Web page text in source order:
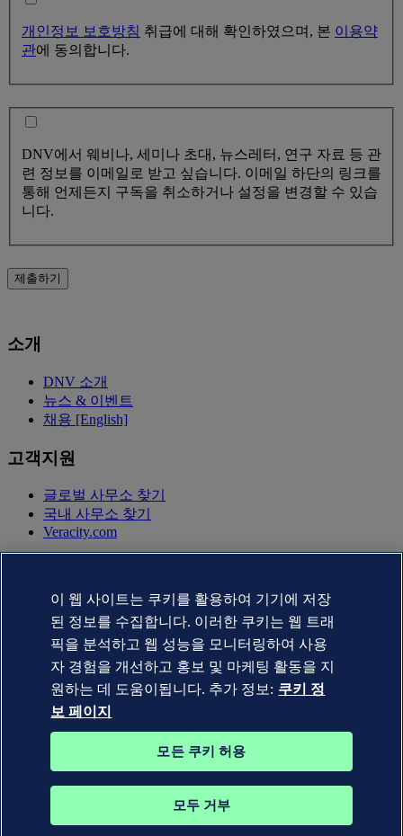
개인정보 보호방침 취급에 대해 확인하였으며, 본 이용약
관에 동의합니다.
DNV에서 웨비나, 세미나 초대, 뉴스레터, 연구 자료 등 관
련 정보를 이메일로 받고 싶습니다. 이메일 하단의 링크를
통해 언제든지 구독을 취소하거나 설정을 변경할 수 있습
니다.
제출하기
소개
DNV 소개
뉴스 & 이벤트
채용 [English]
고객지원
글로벌 사무소 찾기
국내 사무소 찾기
Veracity.com
Copyright © DNV AS 2025
쿠키 정보 페이지
이 웹 사이트는 쿠키를 활용하여 기기에 저장
된 정보를 수집합니다. 이러한 쿠키는 웹 트래
픽을 분석하고 웹 성능을 모니터링하여 사용
자 경험을 개선하고 홍보 및 마케팅 활동을 지
원하는 데 도움이됩니다. 추가 정보: 쿠키 정
보 페이지
모든 쿠키 허용
모두 거부